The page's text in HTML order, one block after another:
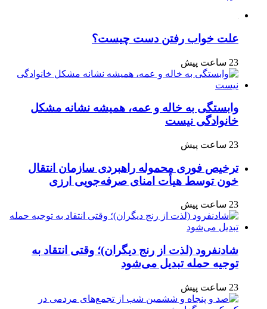
علت خواب رفتن دست چیست؟
23 ساعت پیش
وابستگی به خاله و عمه، همیشه نشانه مشکل
خانوادگی نیست
23 ساعت پیش
ترخیص فوری محموله راهبردی سازمان انتقال
خون توسط هیأت امنای صرفه‌جویی ارزی
23 ساعت پیش
شادنفرود (لذت از رنج دیگران)؛ وقتی انتقاد به
توجیه حمله تبدیل می‌شود
23 ساعت پیش